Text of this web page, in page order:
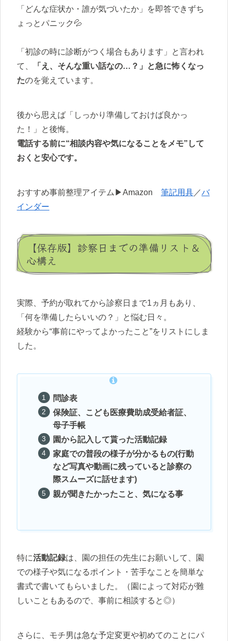
「どんな症状か・誰が気づいたか」を即答できずち
ょっとパニック💦
「初診の時に診断がつく場合もあります」と言われ
て、
「え、そんな重い話なの…？」と急に怖くなっ
たのを覚えています。
後から思えば「しっかり準備しておけば良かっ
た！」と後悔。
電話する前に“相談内容や気になることをメモ”して
おくと安心です。
おすすめ事前整理アイテム▶Amazon 筆記用具 ／バ
インダー
【保存版】診察日までの準備リスト＆
心構え
実際、予約が取れてから診察日まで1ヵ月もあり、
「何を準備したらいいの？」と悩む日々。
経験から“事前にやってよかったこと”をリストにしま
した。
問診表
保険証、こども医療費助成受給者証、
母子手帳
園から記入して貰った活動記録
家庭での普段の様子が分かるもの(行動
など写真や動画に残っていると診察の
際スムーズに話せます)
親が聞きたかったこと、気になる事
特に活動記録は、園の担任の先生にお願いして、園
での様子や気になるポイント・苦手なことを簡単な
書式で書いてもらいました。（園によって対応が難
しいこともあるので、事前に相談すると◎）
さらに、モチ男は急な予定変更や初めてのことにパ